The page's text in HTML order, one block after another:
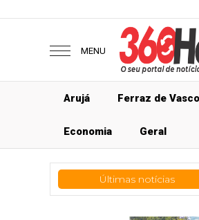
MENU
Arujá Ferraz de
Economia Geral
Últimas notícias